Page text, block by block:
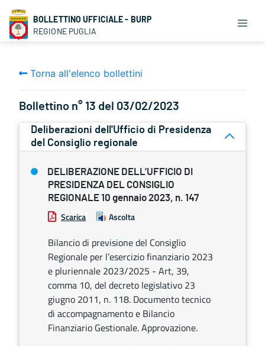
BOLLETTINO UFFICIALE - BURP
REGIONE PUGLIA
Torna all'elenco bollettini
Bollettino n° 13 del 03/02/2023
Deliberazioni dell'Ufficio di Presidenza
del Consiglio regionale
DELIBERAZIONE DELL’UFFICIO DI
PRESIDENZA DEL CONSIGLIO
REGIONALE 10 gennaio 2023, n. 147
Scarica Ascolta
Bilancio di previsione del Consiglio
Regionale per l’esercizio finanziario 2023
e pluriennale 2023/2025 - Art, 39,
comma 10, del decreto legislativo 23
giugno 2011, n. 118. Documento tecnico
di accompagnamento e Bilancio
Finanziario Gestionale. Approvazione.